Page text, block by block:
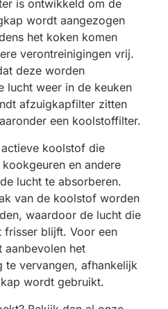
is ontwikkeld om de
wordt aangezogen
het koken komen
verontreinigingen vrij.
deze worden
lucht weer in de keuken
afzuigkapfilter zitten
een koolstoffilter.
koolstof die
en andere
lucht te absorberen.
van de koolstof worden
waardoor de lucht die
frisser blijft. Voor een
het
vervangen, afhankelijk
wordt gebruikt.